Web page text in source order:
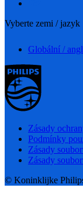
Vyberte zemi / jazyk
Globální /
Zásady
Podmínky
Zásady
Zásady
© Koninklijke